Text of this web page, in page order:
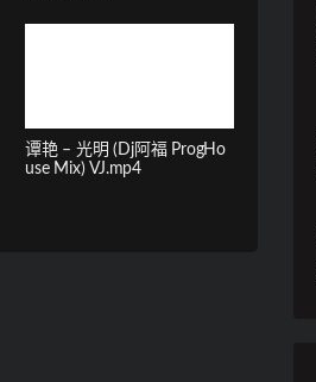
谭艳 – 光明 (Dj阿福 ProgHo
use Mix) VJ.mp4